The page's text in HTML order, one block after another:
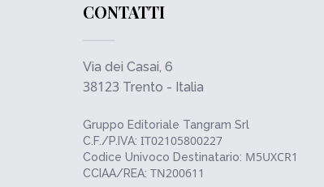
CONTATTI
Via dei Casai, 6
38123 Trento - Italia
Gruppo Editoriale Tangram Srl
C.F./P.IVA: IT02105800227
Codice Univoco Destinatario: M5UXCR1
CCIAA/REA: TN200611